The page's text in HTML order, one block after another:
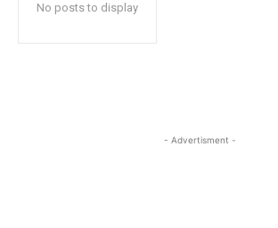
No posts to display
- Advertisment -